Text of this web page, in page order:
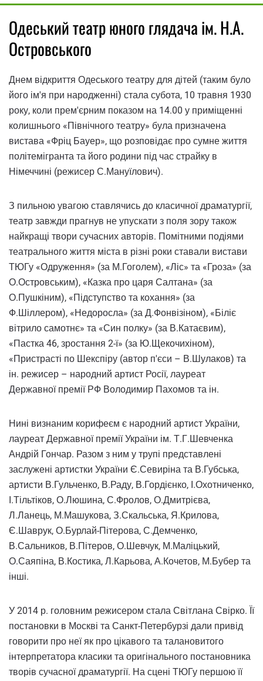
Одеський театр юного глядача ім. Н.А.
Островського
Днем відкриття Одеського театру для дітей (таким було
його ім'я при народженні) стала субота, 10 травня 1930
року, коли прем'єрним показом на 14.00 у приміщенні
колишнього «Північного театру» була призначена
вистава «Фріц Бауер», що розповідає про сумне життя
політемігранта та його родини під час страйку в
Німеччині (режисер С.Мануїлович).
З пильною увагою ставлячись до класичної драматургії,
театр завжди прагнув не упускати з поля зору також
найкращі твори сучасних авторів. Помітними подіями
театрального життя міста в різні роки ставали вистави
ТЮГу «Одруження» (за М.Гоголем), «Ліс» та «Гроза» (за
О.Островським), «Казка про царя Салтана» (за
О.Пушкіним), «Підступство та кохання» (за
Ф.Шіллером), «Недоросла» (за Д.Фонвізіном), «Біліє
вітрило самотнє» та «Син полку» (за В.Катаєвим),
«Пастка 46, зростання 2-ї» (за Ю.Щекочихіном),
«Пристрасті по Шекспіру (автор п'єси – В.Шулаков) та
ін. режисер – народний артист Росії, лауреат
Державної премії РФ Володимир Пахомов та ін.
Нині визнаним корифеєм є народний артист України,
лауреат Державної премії України ім. Т.Г.Шевченка
Андрій Гончар. Разом з ним у трупі представлені
заслужені артистки України Є.Севиріна та В.Губська,
артисти В.Гульченко, В.Раду, В.Гордієнко, І.Охотниченко,
І.Тільтіков, О.Люшина, С.Фролов, О.Дмитрієва,
Л.Ланець, М.Машукова, З.Скальська, Я.Крилова,
Є.Шаврук, О.Бурлай-Пітерова, С.Демченко,
В.Сальников, В.Пітеров, О.Шевчук, М.Маліцький,
О.Саяпіна, В.Костика, Л.Карьова, А.Кочетов, М.Бубер та
інші.
У 2014 р. головним режисером стала Світлана Свірко. Її
постановки в Москві та Санкт-Петербурзі дали привід
говорити про неї як про цікавого та талановитого
інтерпретатора класики та оригінального постановника
творів сучасної драматургії. На сцені ТЮГу першою її